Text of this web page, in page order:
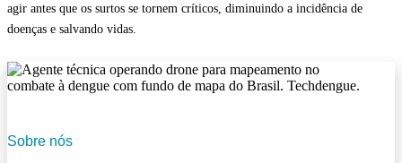
agir antes que os surtos se tornem críticos, diminuindo a incidência de
doenças e salvando vidas.
Sobre nós